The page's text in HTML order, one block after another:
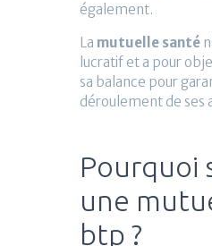
également.
La mutuelle santé
lucratif et a pour
sa balance pour
déroulement de ses
Pourquoi
une
btp ?